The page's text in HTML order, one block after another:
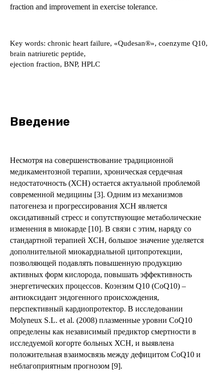
fraction and improvement in exercise tolerance.
Key words: chronic heart failure, «Qudesan®», coenzyme Q10,
brain natriuretic peptide,
ejection fraction, BNP, HPLC
Введение
Несмотря на совершенствование традиционной
медикаментозной терапии, хроническая сердечная
недостаточность (ХСН) остается актуальной проблемой
современной медицины [3]. Одним из механизмов
патогенеза и прогрессирования ХСН является
оксидативный стресс и сопутствующие метаболические
изменения в миокарде [10]. В связи с этим, наряду со
стандартной терапией ХСН, большое значение уделяется
дополнительной миокардиальной цитопротекции,
позволяющей подавлять повышенную продукцию
активных форм кислорода, повышать эффективность
энергетических процессов. Коэнзим Q10 (CoQ10) –
антиоксидант эндогенного происхождения,
перспективный кардиопротектор. В исследовании
Molyneux S.L. et al. (2008) плазменные уровни CoQ10
определены как независимый предиктор смертности в
исследуемой когорте больных ХСН, и выявлена
положительная взаимосвязь между дефицитом CoQ10 и
неблагоприятным прогнозом [9].